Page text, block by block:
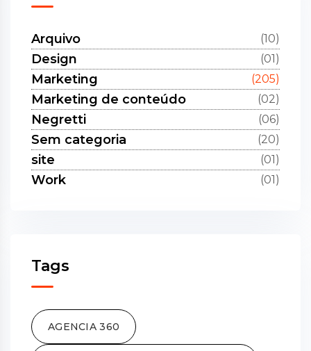
Arquivo (10)
Design (01)
Marketing (205)
Marketing de conteúdo (02)
Negretti (06)
Sem categoria (20)
site (01)
Work (01)
Tags
AGENCIA 360